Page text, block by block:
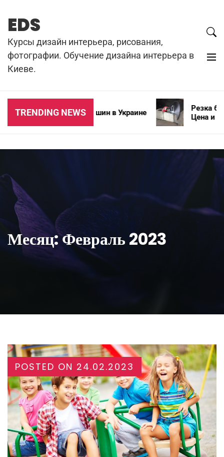
content
EDS
Курсы дизайн интерьера, рисования,
фотографии. Обучение дизайна интерьера в
Киеве.
TRENDING NEWS
Типы зимних автошин в Украине
Резка
Цена и
Месяц:Февраль 2023
POSTED ON 24.02.2023